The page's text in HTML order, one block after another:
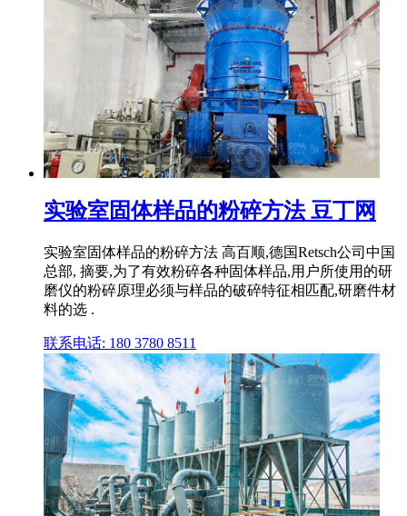
实验室固体样品的粉碎方法 豆丁网
实验室固体样品的粉碎方法 高百顺,德国Retsch公司中国
总部, 摘要,为了有效粉碎各种固体样品,用户所使用的研
磨仪的粉碎原理必须与样品的破碎特征相匹配,研磨件材
料的选 .
联系电话: 180 3780 8511